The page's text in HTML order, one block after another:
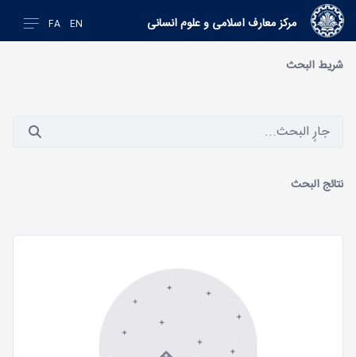
FA EN مرکز معارف اسلامی و علوم انسانی
شريط البحث
نتائج البحث